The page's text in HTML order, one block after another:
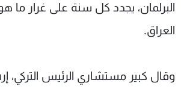
البرلمان، يجدد كل سنة على غرار
العراق.
وقال كبير مستشاري الرئيس التركي،